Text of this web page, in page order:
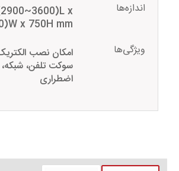
اندازه‌ها
x
x 750H mm
ویژگی‌ها
امکان نصب
سوکت تلفن،
اضطراری